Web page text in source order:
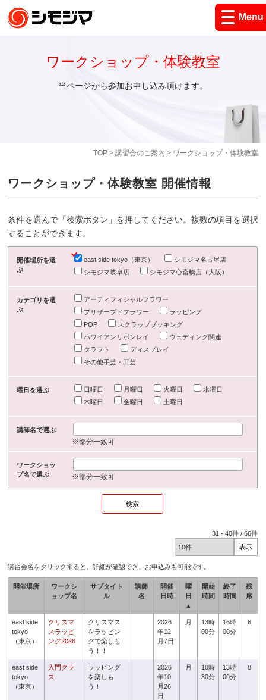
Menu
TOP> 講習会のご案内 > ワークショップ・体験教室
ワークショップ・体験教室
当ページから参加お申し込み頂けます。
ワークショップ・体験教室 開催情報
条件を選んで「検索ボタン」を押してください。複数の項目を選択
することができます。
開催場所を選
ぶ
east side tokyo（東京）
シモジマ名古屋店
シモジマ岐阜店
シモジマ心斎橋店（大阪）
カテゴリを選
ぶ
アーティフィシャルフラワー
プリザーブドフラワー
ラッピング
POP
スクラップブッキング
ハワイアンリボンレイ
ウェディング関連
クラフト
ディスプレイ
その他手芸・工芸
曜日を選ぶ 日曜日 月曜日 火曜日
水曜日
木曜日
金曜日 土曜日
講師名で選ぶ
※部分一致可
ワークショッ
プ名で選ぶ
※部分一致可
31 -40件 /66件
講習会名をクリックすると、詳細が確認でき、お申込みも可能です。
開催場所
ワークシ
ョップ名
サブタイト
ル
講師
名
開催
日時
曜
日
▲
開始
時間
終了
時間
残
席
east side
tokyo
（東京）
クリスマ
スラッピ
ング2026
クリスマス
をラッピン
グで楽しも
う！！
2026
年12
月7日
月
13時
00分
16時
00分
6
east side
tokyo
（東京）
入門クラ
ス
ラッピング
を楽しも
う！
2026
年10
月26
日
月
10時
30分
13時
00分
8